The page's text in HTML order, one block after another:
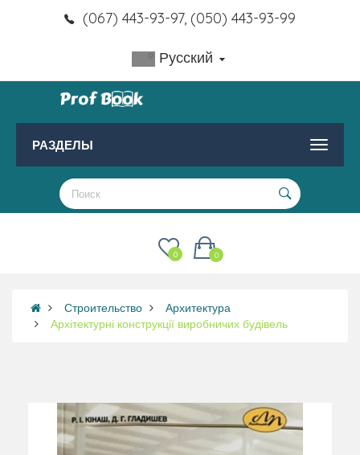
(067) 443-93-97, (050) 443-93-99
Русский
РАЗДЕЛЫ
0
0
Строительство
Архитектура
Архітектурні конструкції виробничих будівель